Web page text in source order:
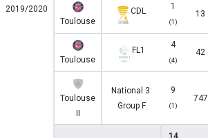
2019/2020
Toulouse
CDL 1
(1)
13
Toulouse
FL1
4
(4)
42
Toulouse
National 3:
Group F
9
(1)
747
14